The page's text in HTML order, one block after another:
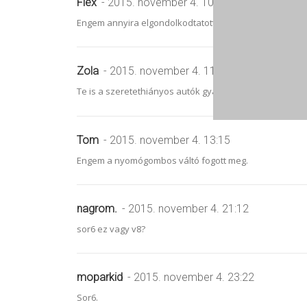
Engem annyira elgondolkodtatott, hogy pár hónapja
Zola - 2015. november 4. 11:04
Te is a szeretethiányos autók gyámolítója vagy.
Tom - 2015. november 4. 13:15
Engem a nyomógombos váltó fogott meg.
nagrom. - 2015. november 4. 21:12
sor6 ez vagy v8?
moparkid - 2015. november 4. 23:22
Sor6.